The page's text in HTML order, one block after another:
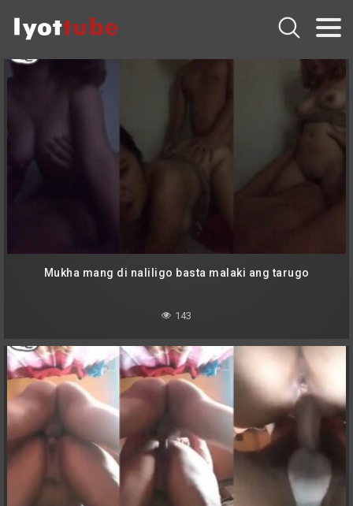
Mukha mang di naliligo basta malaki ang tarugo
143